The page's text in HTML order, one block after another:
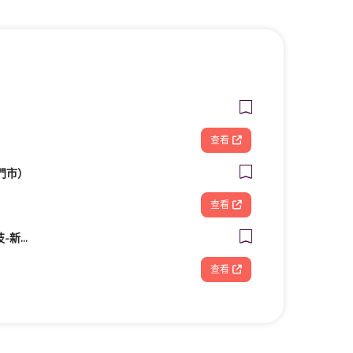
查看
）
查看
FOOTDISC富足康科技-新光三越-桃園站前店
查看